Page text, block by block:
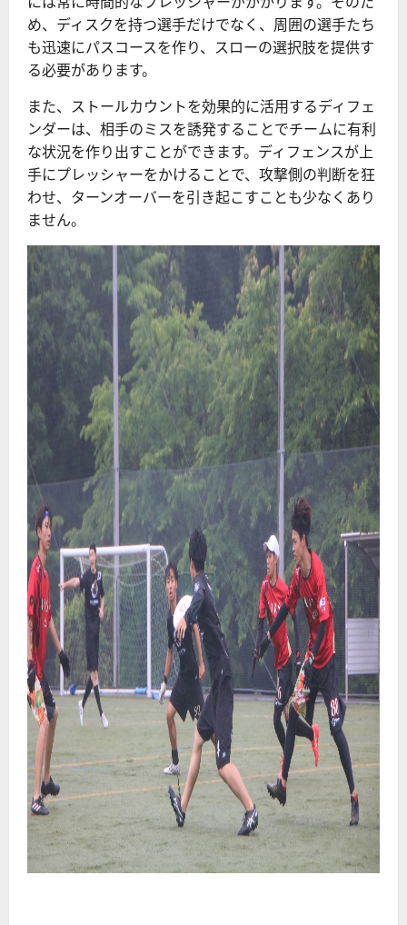
め、ディスクを持つ選手だけでなく、周囲の選手たち
も迅速にパスコースを作り、スローの選択肢を提供す
る必要があります。
また、ストールカウントを効果的に活用するディフェ
ンダーは、相手のミスを誘発することでチームに有利
な状況を作り出すことができます。ディフェンスが上
手にプレッシャーをかけることで、攻撃側の判断を狂
わせ、ターンオーバーを引き起こすことも少なくあり
ません。